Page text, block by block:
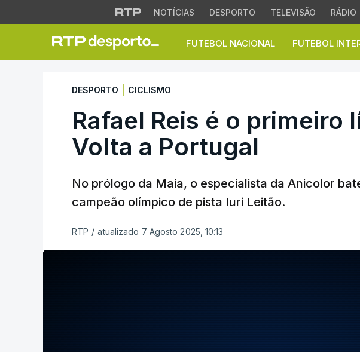
NOTÍCIAS DESPORTO TELEVISÃO RÁDIO
FUTEBOL NACIONAL FUTEBOL
Rafael Reis é o primeiro
DESPORTO CICLISMO
Rafael Reis é o primeiro
Volta a Portugal
No prólogo da Maia, o especialista da Anicolor
campeão olímpico de pista Iuri Leitão.
RTP / atualizado 7 Agosto 2025, 10:13